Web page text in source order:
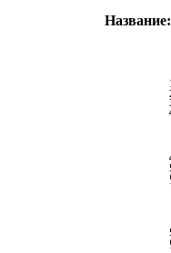
Название: